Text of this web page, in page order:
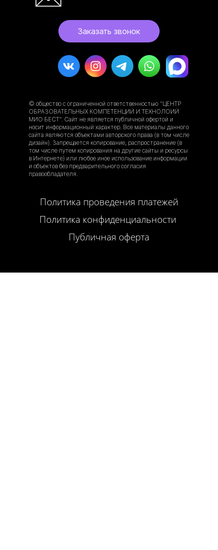
Заказать звонок
© общество с ограниченной ответственностью "ЦЕНТР
ОБРАЗОВАТЕЛЬНЫХ КОМПЕТЕНЦИЙ И ТЕХНОЛОИЙ
МИО БЕСТ". Сайт не является публичной офертой и
носит информационный характер. Все материалы данного
сайта являются объектами авторского права (в том числе
дизайн). Запрещается копирование, распространение (в
том числе путем копирования на другие сайты и ресурсы
в Интернете) или любое иное использование информации
и объектов без предварительного согласия
правообладателя.
Политика проведения платежей
Политика конфиденциальности
Публичная оферта